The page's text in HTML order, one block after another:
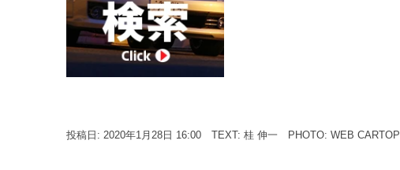
投稿日: 2020年1月28日 16:00 TEXT: 桂 伸一 PHOTO: WEB CARTOP